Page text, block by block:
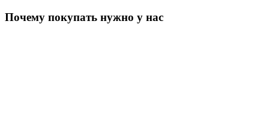
Почему покупать нужно у нас